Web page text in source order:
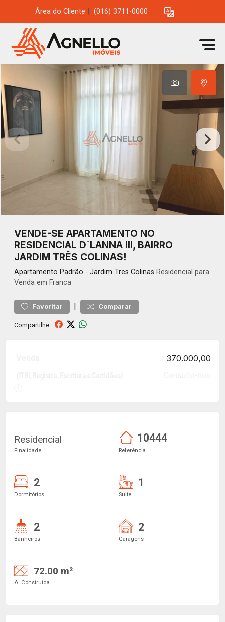
Área do Cliente (016) 3711-0000
VENDE-SE APARTAMENTO NO
RESIDENCIAL D`LANNA III, BAIRRO
JARDIM TRÊS COLINAS!
Apartamento Padrão - Jardim Tres Colinas Residencial para
Venda em Franca
Favoritar | Comparar
Compartilhe:
370.000,00
Residencial
Finalidade
10444
Referência
2
Dormitórios
1
Suite
2
Banheiros
2
Garagens
72.00 m²
A. Construída